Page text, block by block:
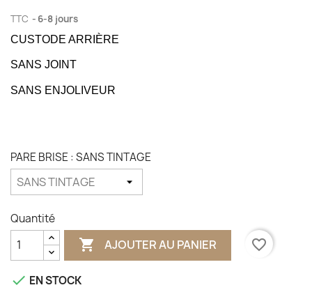
TTC 6-8 jours
CUSTODE ARRIÈRE
SANS JOINT
SANS ENJOLIVEUR
PARE BRISE : SANS TINTAGE
Quantité
 AJOUTER AU PANIER favorite_border
 EN STOCK